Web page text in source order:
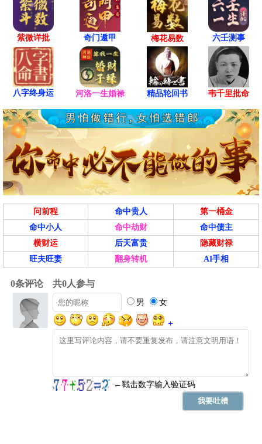
紫微详批 奇门遁甲 梅花易数 六壬测事
八字终身运 河洛一生婚禄 精品轮回书 韦千里批命
问前程 命中贵人
第一桶金
命中小人
命中劫财
命中债主
横财运
后天富贵
隐藏财禄
旺夫旺妻
翻身转机 AI手相